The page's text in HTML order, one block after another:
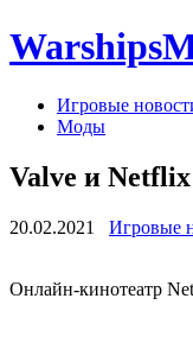
Игровые
Моды
Valve и
20.02.2021 Игровые
Онлайн-кинотеатр